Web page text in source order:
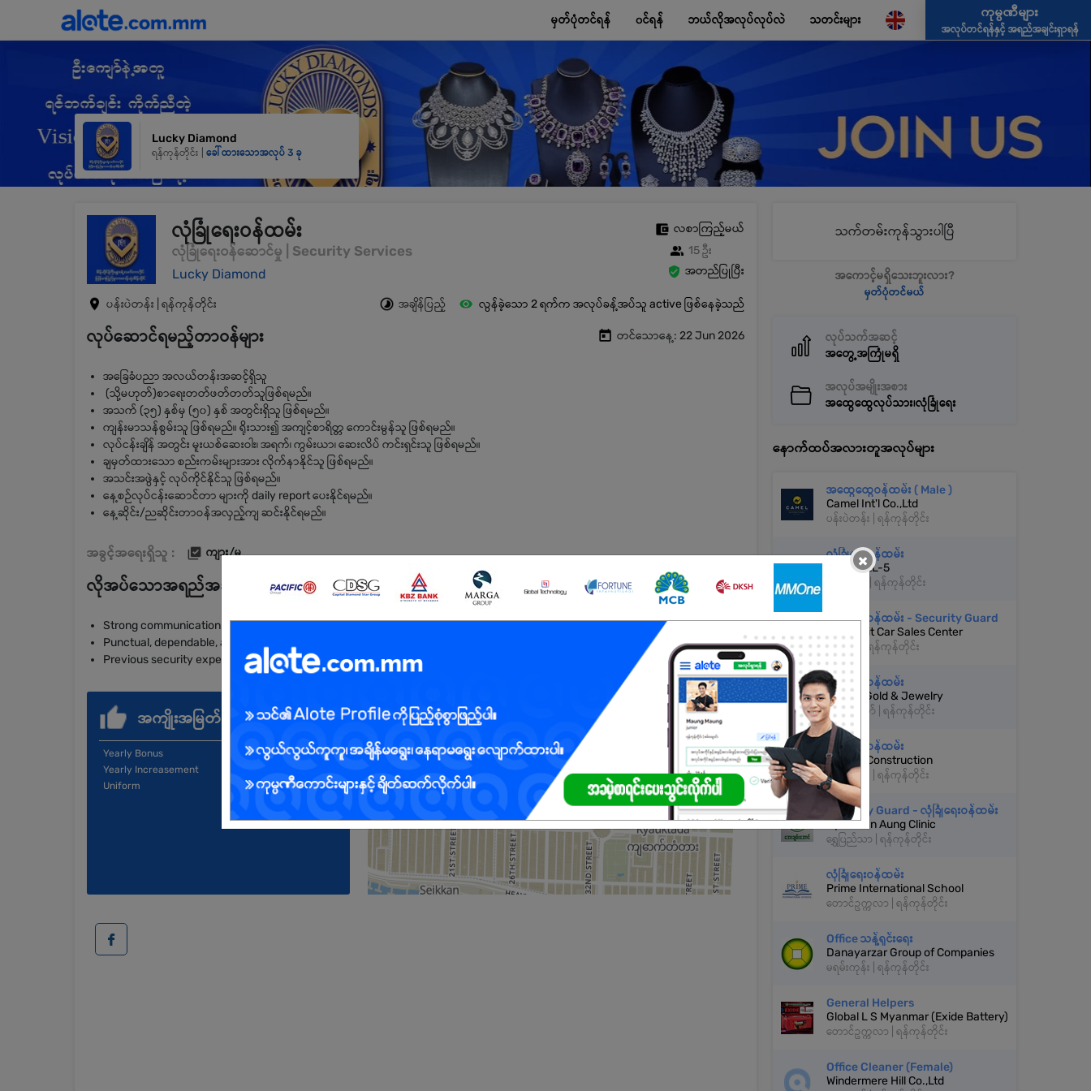
မှတ်ပုံတင်ရန် ၀င်ရန် ဘယ်လိုအလုပ်လုပ်လဲ သတင်းများ
ကုမ္ပဏီများ
အလုပ်တင်ရန်နှင့် အရည်အချင်းရှာရန်
Lucky Diamond
ရန်ကုန်တိုင်း | ခေါ်ထားသောအလုပ် 3 ခု
လုံခြုံရေးဝန်ထမ်း
လုံခြုံရေးဝန်ဆောင်မှု | Security Services
Lucky Diamond
လစာကြည့်မယ်
15 ဦး
အတည်ပြုပြီး
ပန်းပဲတန်း | ရန်ကုန်တိုင်း အချိန်ပြည့် လွန်ခဲ့သော 2 ရက်က အလုပ်ခန့်အပ်သူ active ဖြစ်နေခဲ့သည်
လုပ်ဆောင်ရမည့်တာဝန်များ တင်သောနေ့: 22 Jun 2026
အခြေခံပညာ အလယ်တန်းအဆင့်ရှိသူ
(သို့မဟုတ်)စာရေးတတ်ဖတ်တတ်သူဖြစ်ရမည်။
အသက် (၃၅) နှစ်မှ (၅၀) နှစ် အတွင်းရှိသူ ဖြစ်ရမည်။
ကျန်းမာသန်စွမ်းသူ ဖြစ်ရမည်။ ရိုးသား၍ အကျင့်စာရိတ္တ ကောင်းမွန်သူ ဖြစ်ရမည်။
လုပ်ငန်းချိန် အတွင်း မူးယစ်ဆေးဝါး၊ အရက်၊ ကွမ်းယာ၊ ဆေးလိပ် ကင်းရှင်းသူ ဖြစ်ရမည်။
ချမှတ်ထားသော စည်းကမ်းများအား လိုက်နာနိုင်သူ ဖြစ်ရမည်။
အသင်းအဖွဲနှင့် လုပ်ကိုင်နိုင်သူ ဖြစ်ရမည်။
နေ့စဉ်လုပ်ငန်းဆောင်တာ များကို daily report ပေးနိုင်ရမည်။
နေ့ဆိုင်း/ညဆိုင်းတာဝန်အလှည့်ကျ ဆင်းနိုင်ရမည်။
အခွင့်အရေးရှိသူ : ကျား/မ
လိုအပ်သောအရည်အချင်း
Strong communication skills
Punctual, dependable, and well-presented
Previous security experience preferred
အကျိုးအမြတ်
Yearly Bonus
Yearly Increasement
Uniform
သက်တမ်းကုန်သွားပါပြီ
အကောင့်မရှိသေးဘူးလား?
မှတ်ပုံတင်မယ်
လုပ်သက်အဆင့်
အတွေ့အကြုံမရှိ
အလုပ်အမျိုးအစား
အထွေထွေလုပ်သား၊လုံခြုံရေး
နောက်ထပ်အလားတူအလုပ်များ
အထွေထွေဝန်ထမ်း ( Male )
Camel Int'l Co.,Ltd
ပန်းပဲတန်း | ရန်ကုန်တိုင်း
လုံခြုံရေးဝန်ထမ်း
CHANNEL-5
ကမာရွတ် | ရန်ကုန်တိုင်း
လုံခြုံရေးဝန်ထမ်း - Security Guard
Garmanit Car Sales Center
ရန်ကင်း | ရန်ကုန်တိုင်း
လုံခြုံရေးဝန်ထမ်း
U Hton Gold & Jewelry
လမ်းမတော် | ရန်ကုန်တိုင်း
လုံခြုံရေးဝန်ထမ်း
I Green Construction
မရမ်းကုန်း | ရန်ကုန်တိုင်း
Security Guard - လုံခြုံရေးဝန်ထမ်း
Aye Chan Aung Clinic
ရွှေပြည်သာ | ရန်ကုန်တိုင်း
လုံခြုံရေးဝန်ထမ်း
Prime International School
တောင်ဥက္ကလာ | ရန်ကုန်တိုင်း
Office သန့်ရှင်းရေး
Danayarzar Group of Companies
မရမ်းကုန်း | ရန်ကုန်တိုင်း
General Helpers
Global L S Myanmar (Exide Battery)
တောင်ဥက္ကလာ | ရန်ကုန်တိုင်း
Office Cleaner (Female)
Windermere Hill Co.,Ltd
×